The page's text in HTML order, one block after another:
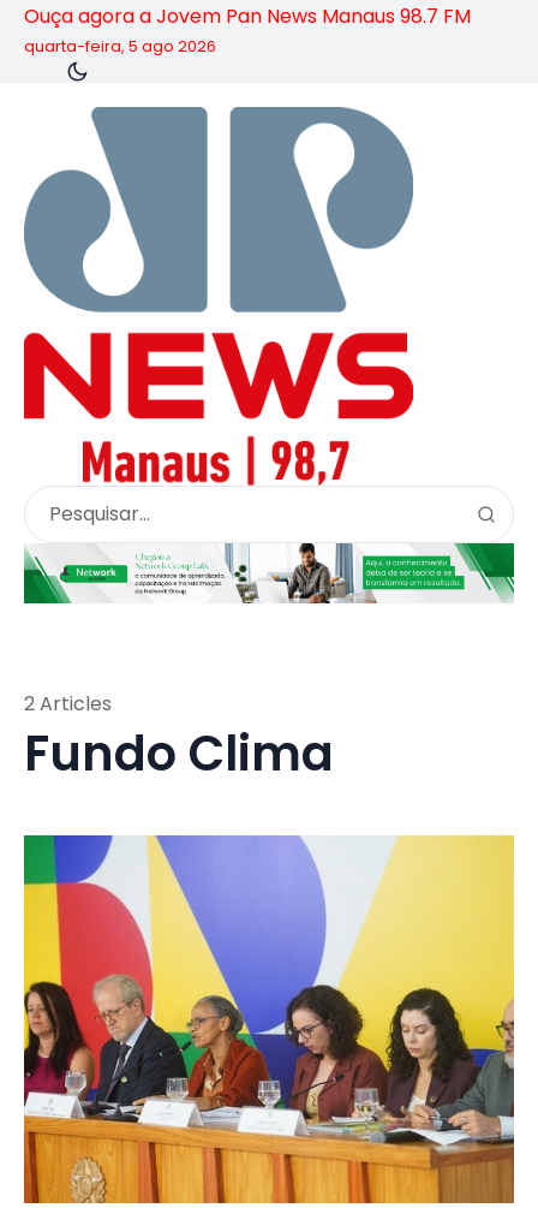
Ouça agora a Jovem Pan News Manaus 98.7 FM
quarta-feira, 5 ago 2026
Fundo Clima
2 Articles